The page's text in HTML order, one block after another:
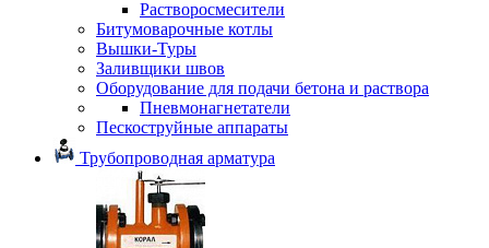
Растворосмесители
Битумоварочные котлы
Вышки-Туры
Заливщики швов
Оборудование для подачи бетона и раствора
Пневмонагнетатели
Пескоструйные аппараты
Трубопроводная арматура